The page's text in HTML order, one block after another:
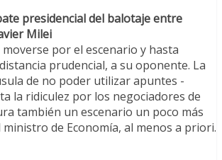
presidencial del balotaje entre
Milei
por el escenario y hasta
prudencial, a su oponente. La
de no poder utilizar apuntes -
la ridiculez por los negociadores de
también un escenario un poco más
de Economía, al menos a priori.